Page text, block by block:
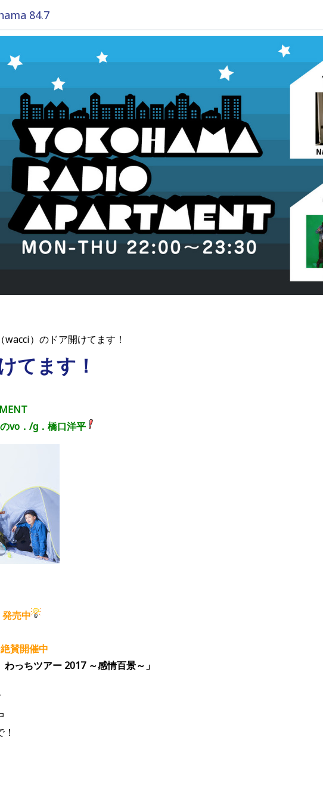
84.7
wacci）のドア開けてます！
てます！
vo．/g．橋口洋平
売中
賛開催中
わっちツアー 2017 ～感情百景～」
！